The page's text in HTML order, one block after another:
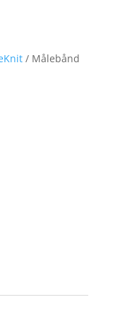
/ Målebånd